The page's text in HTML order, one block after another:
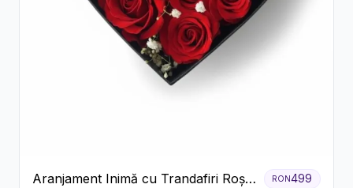
Aranjament Inimă cu Trandafiri Roșii
RON499